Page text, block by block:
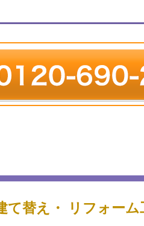
て替え・ リフォーム